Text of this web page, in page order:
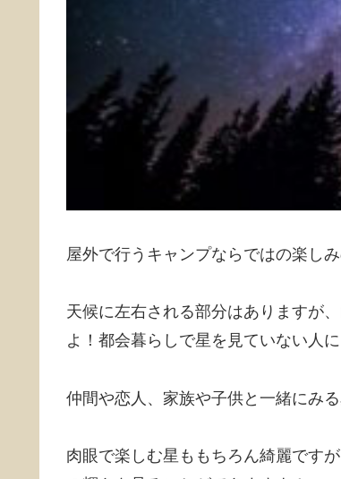
屋外で行うキャンプならではの楽し
天候に左右される部分はありますが
よ！都会暮らしで星を見ていない人
仲間や恋人、家族や子供と一緒にみ
肉眼で楽しむ星ももちろん綺麗です